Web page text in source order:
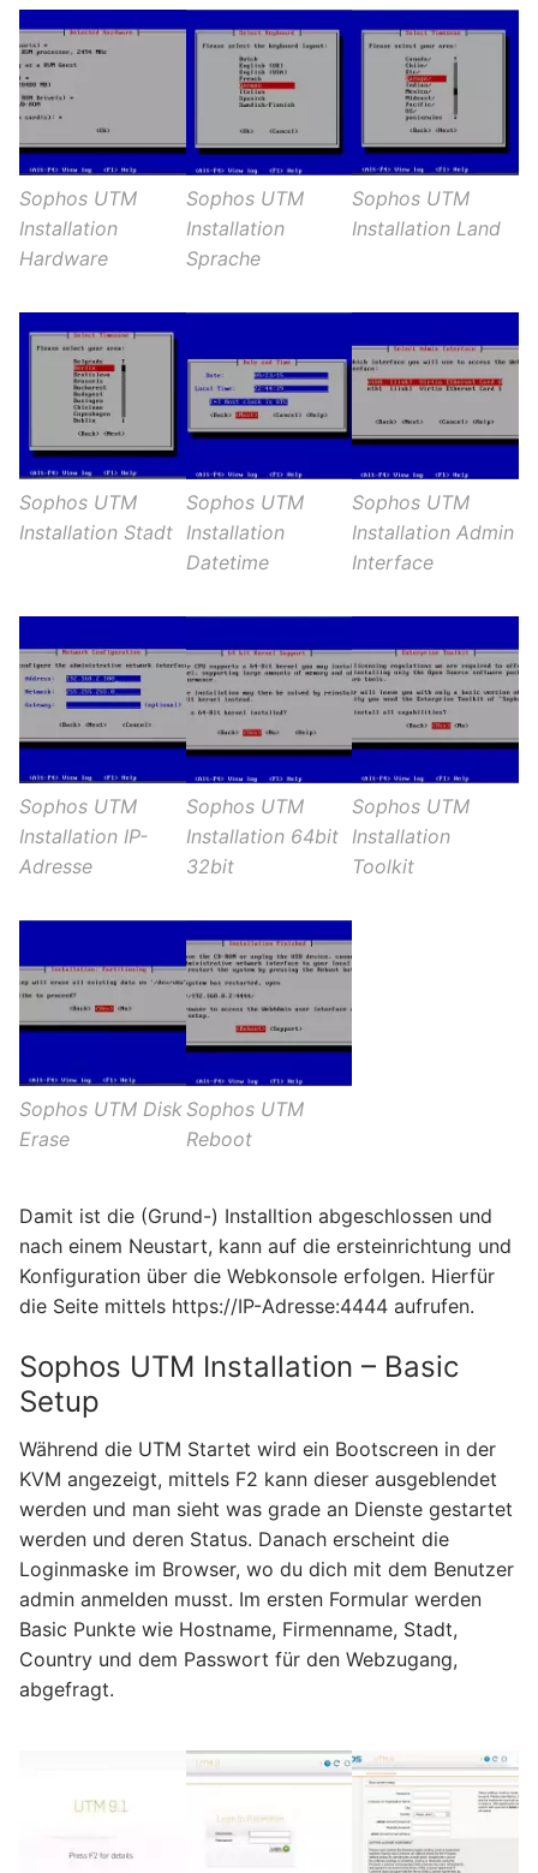
Sophos UTM
Installation
Hardware
Sophos UTM
Installation
Sprache
Sophos UTM
Installation Land
Sophos UTM
Installation Stadt
Sophos UTM
Installation
Datetime
Sophos UTM
Installation Admin
Interface
Sophos UTM
Installation IP-
Adresse
Sophos UTM
Installation 64bit
32bit
Sophos UTM
Installation
Toolkit
Sophos UTM Disk
Erase
Sophos UTM
Reboot
Damit ist die (Grund-) Installtion abgeschlossen und
nach einem Neustart, kann auf die ersteinrichtung und
Konfiguration über die Webkonsole erfolgen. Hierfür
die Seite mittels https://IP-Adresse:4444 aufrufen.
Sophos UTM Installation – Basic
Setup
Während die UTM Startet wird ein Bootscreen in der
KVM angezeigt, mittels F2 kann dieser ausgeblendet
werden und man sieht was grade an Dienste gestartet
werden und deren Status. Danach erscheint die
Loginmaske im Browser, wo du dich mit dem Benutzer
admin anmelden musst. Im ersten Formular werden
Basic Punkte wie Hostname, Firmenname, Stadt,
Country und dem Passwort für den Webzugang,
abgefragt.